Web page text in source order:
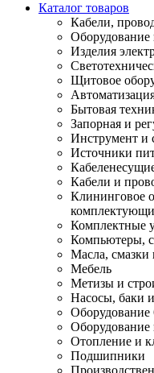
Каталог товаров
Кабели,
Оборудование
Изделия
Щитовое
Бытовая
Запорная и
Инструмент и
Источники
Кабели и
Клининговое
Комплектные
Компьютеры,
Масла,
Мебель
Метизы и
Насосы, баки
Оборудование
Оборудование
Отопление и
Подшипники